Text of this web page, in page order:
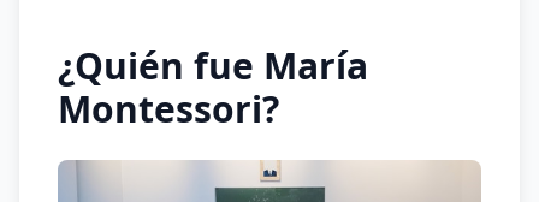
¿Quién fue María
Montessori?